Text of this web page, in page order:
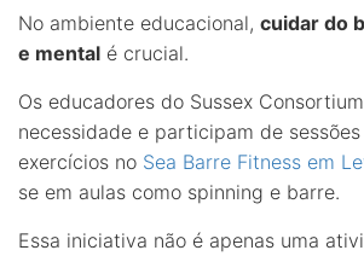
No ambiente educacional, cuidar do
e mental é crucial.
Os educadores do Sussex
necessidade e participam de
exercícios no Sea Barre Fitness em
se em aulas como spinning e barre.
Essa iniciativa não é apenas uma